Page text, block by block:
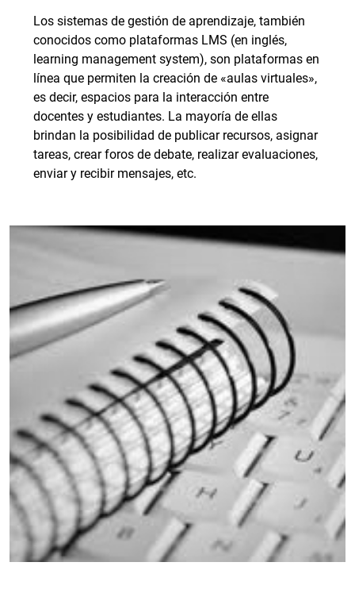
Los sistemas de gestión de aprendizaje, también
conocidos como plataformas LMS (en inglés,
learning management system), son plataformas en
línea que permiten la creación de «aulas virtuales»,
es decir, espacios para la interacción entre
docentes y estudiantes. La mayoría de ellas
brindan la posibilidad de publicar recursos, asignar
tareas, crear foros de debate, realizar evaluaciones,
enviar y recibir mensajes, etc.